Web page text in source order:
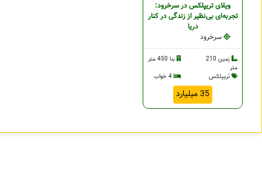
ویلای تریپلکس در سرخرود:
تجربه‌ای بی‌نظیر از زندگی در کنار
دریا
سرخرود
زمین 210
متر
بنا 450 متر
تریپلکس
4 خواب
35 میلیارد